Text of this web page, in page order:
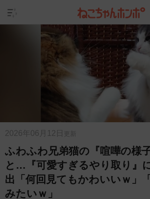
2026年06月12日 更新
ふわふわ兄弟猫の『喧嘩の様
と…『可愛すぎるやり取り』
出「何回見てもかわいいｗ」
みたいｗ」